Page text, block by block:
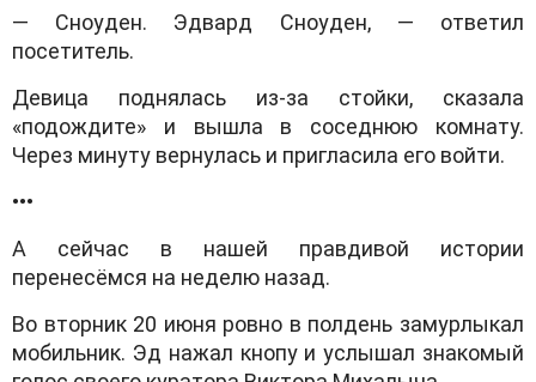
— Сноуден. Эдвард Сноуден, — ответил
посетитель.
Девица поднялась из-за стойки, сказала
«подождите» и вышла в соседнюю комнату.
Через минуту вернулась и пригласила его войти.
•••
А сейчас в нашей правдивой истории
перенесёмся на неделю назад.
Во вторник 20 июня ровно в полдень замурлыкал
мобильник. Эд нажал кнопу и услышал знакомый